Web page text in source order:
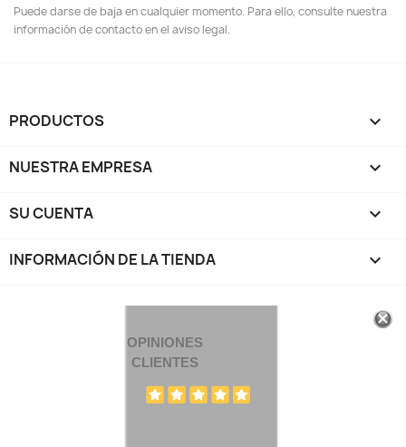
Puede darse de baja en cualquier momento. Para ello, consulte nuestra
información de contacto en el aviso legal.
PRODUCTOS 
NUESTRA EMPRESA 
SU CUENTA 
INFORMACIÓN DE LA TIENDA keyboard_arrow_down
OPINIONES
CLIENTES